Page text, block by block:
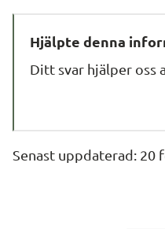
Hjälpte denna
Ditt svar hjälper oss
Senast uppdaterad: 20